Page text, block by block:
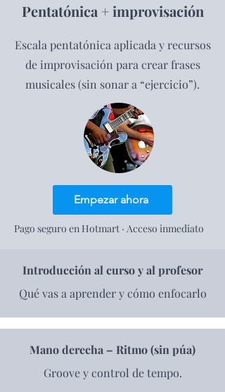
Pentatónica + improvisación
Escala pentatónica aplicada y recursos
de improvisación para crear frases
musicales (sin sonar a “ejercicio”).
Empezar ahora
Pago seguro en Hotmart · Acceso inmediato
Introducción al curso y al profesor
Qué vas a aprender y cómo enfocarlo
Mano derecha – Ritmo (sin púa)
Groove y control de tempo.